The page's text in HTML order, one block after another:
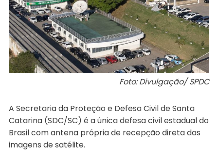
Foto: Divulgação/ SPDC
A Secretaria da Proteção e Defesa Civil de Santa
Catarina (SDC/SC) é a única defesa civil estadual do
Brasil com antena própria de recepção direta das
imagens de satélite.